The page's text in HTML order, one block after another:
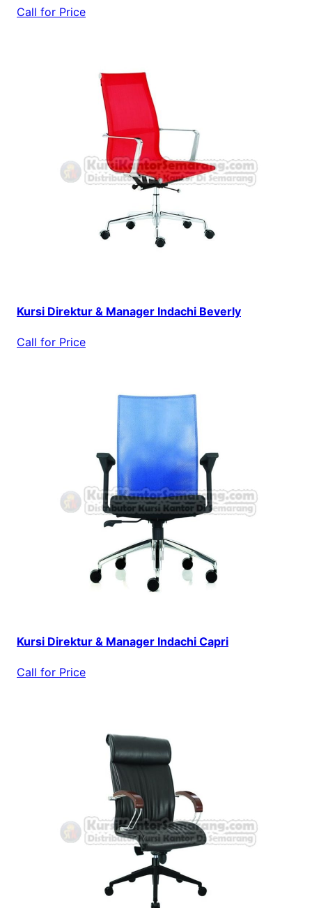
Call for Price
Kursi Direktur & Manager Indachi Beverly
Call for Price
Kursi Direktur & Manager Indachi Capri
Call for Price